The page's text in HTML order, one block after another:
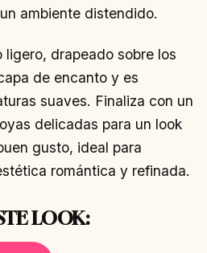
ambiente distendido.
drapeado sobre los
de encanto y es
suaves. Finaliza con un
delicadas para un look
gusto, ideal para
romántica y refinada.
LOOK: